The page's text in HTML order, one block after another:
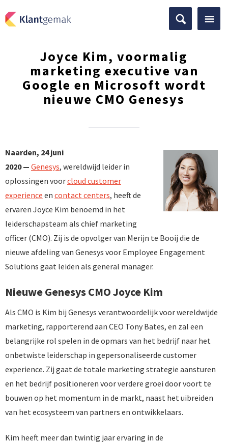
Joyce Kim, voormalig
marketing executive van
Google en Microsoft wordt
nieuwe CMO Genesys
Naarden, 24 juni
2020 — Genesys, wereldwijd leider in
oplossingen voorcloud customer
experience en contact centers, heeft de
ervaren Joyce Kim benoemd in het
leiderschapsteam als chief marketing
officer (CMO). Zij is de opvolger van Merijn te Booij die de
nieuwe afdeling van Genesys voor Employee Engagement
Solutions gaat leiden als general manager.
Nieuwe Genesys CMO Joyce Kim
Als CMO is Kim bij Genesys verantwoordelijk voor wereldwijde
marketing, rapporterend aan CEO Tony Bates, en zal een
belangrijke rol spelen in de opmars van het bedrijf naar het
onbetwiste leiderschap in gepersonaliseerde customer
experience. Zij gaat de totale marketing strategie aansturen
en het bedrijf positioneren voor verdere groei door voort te
bouwen op het momentum in de markt, naast het uibreiden
van het ecosysteem van partners en ontwikkelaars.
Kim heeft meer dan twintig jaar ervaring in de